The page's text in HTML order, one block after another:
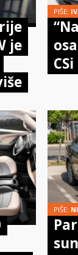
je
PIŠE:
PIŠE: